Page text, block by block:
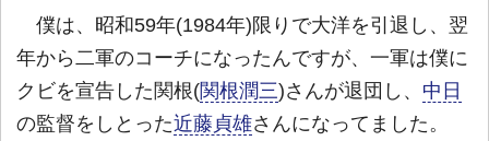
僕は、昭和59年(1984年)限りで大洋を引退し、翌
年から二軍のコーチになったんですが、一軍は僕に
クビを宣告した関根(関根潤三)さんが退団し、 中日
の監督をしとった近藤貞雄さんになってました。